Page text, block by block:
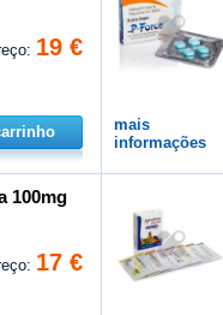
19 €
mais
informações
100mg
17 €